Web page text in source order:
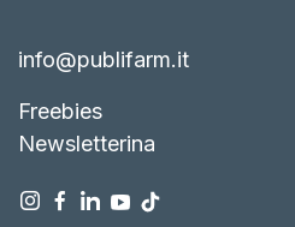
info@publifarm.it
Freebies
Newsletterina